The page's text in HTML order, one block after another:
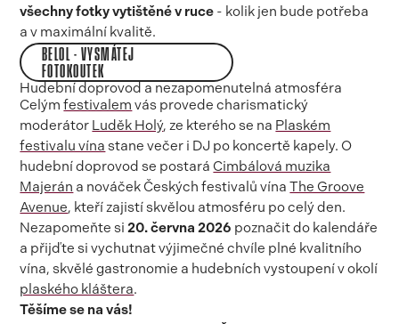
všechny fotky vytištěné v ruce - kolik jen bude potřeba
a v maximální kvalitě.
BELOL - VYSMÁTEJ
FOTOKOUTEK
Hudební doprovod a nezapomenutelná atmosféra
Celýmfestivalem vás provede charismatický
moderátor Luděk Holý, ze kterého se na Plaském
festivalu vína stane večer i DJ po koncertě kapely. O
hudební doprovod se postaráCimbálová muzika
Majerán a nováček Českých festivalů vínaThe Groove
Avenue, kteří zajistí skvělou atmosféru po celý den.
Nezapomeňte si 20. června 2026 poznačit do kalendáře
a přijďte si vychutnat výjimečné chvíle plné kvalitního
vína, skvělé gastronomie a hudebních vystoupení v okolí
plaského kláštera.
Těšíme se na vás!